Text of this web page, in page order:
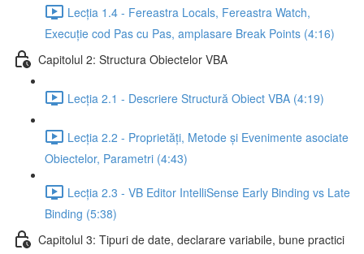
Lecția 1.4 - Fereastra Locals, Fereastra Watch,
Execuție cod Pas cu Pas, amplasare Break Points (4:16)
Capitolul 2: Structura Obiectelor VBA
Lecția 2.1 - Descriere Structură Obiect VBA (4:19)
Lecția 2.2 - Proprietăți, Metode și Evenimente asociate
Obiectelor, Parametri (4:43)
Lecția 2.3 - VB Editor IntelliSense Early Binding vs Late
Binding (5:38)
Capitolul 3: Tipuri de date, declarare variabile, bune practici